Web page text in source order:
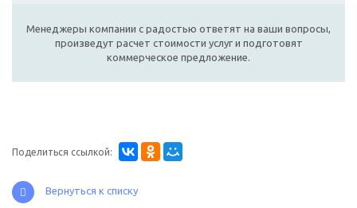
Менеджеры компании с радостью ответят на ваши вопросы,
произведут расчет стоимости услуг и подготовят
коммерческое предложение.
Поделиться ссылкой:
Вернуться к списку